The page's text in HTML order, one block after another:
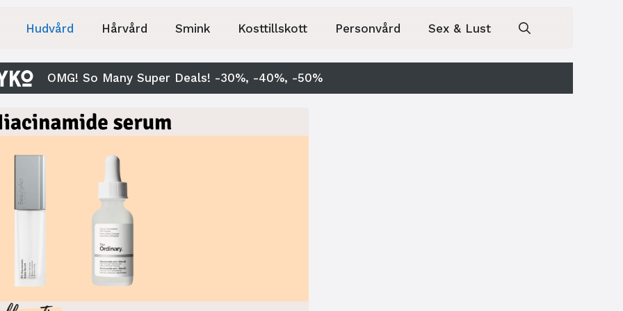
Hudvård Hårvård Smink Kosttillskott Personvård Sex & Lust
OMG! So Many Super Deals! -30%, -40%, -50%